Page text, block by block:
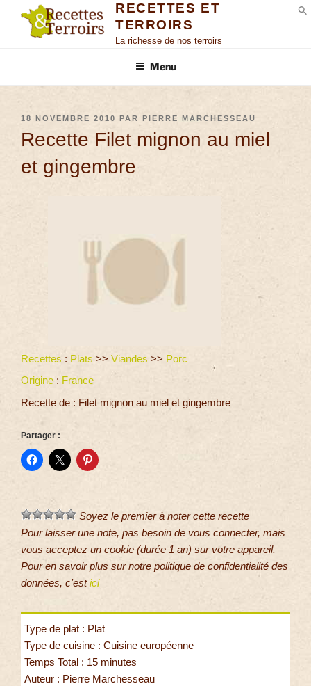
RECETTES ET
TERROIRS
La richesse de nos terroirs
Menu
18 NOVEMBRE 2010 PAR PIERRE MARCHESSEAU
Recette Filet mignon au miel
et gingembre
Recettes : Plats >> Viandes >> Porc
Origine : France
Recette de : Filet mignon au miel et gingembre
Partager :
Soyez le premier à noter cette recette
Pour laisser une note, pas besoin de vous connecter, mais
vous acceptez un cookie (durée 1 an) sur votre appareil.
Pour en savoir plus sur notre politique de confidentialité des
données, c'estici
Type de plat : Plat
Type de cuisine : Cuisine européenne
Temps Total : 15 minutes
Auteur : Pierre Marchesseau